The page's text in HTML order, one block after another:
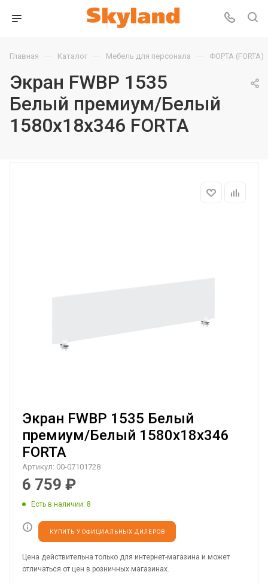
Главная — Каталог — Мебель для персонала — ФОРТА (FORTA)
Экран FWBP 1535
Белый премиум/Белый
1580х18х346 FORTA
Экран FWBP 1535 Белый
премиум/Белый 1580х18х346
FORTA
Артикул: 00-07101728
6 759 ₽
Есть в наличии: 8
КУПИТЬ У ОФИЦИАЛЬНЫХ ДИЛЕРОВ
Цена действительна только для интернет-магазина и может
отличаться от цен в розничных магазинах.